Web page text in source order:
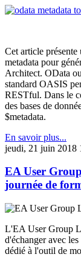
Cet article
metadata pour
Architect. OData ou
standard OASIS
RESTful. Dans le
des bases de
$metadata.
En savoir plus...
jeudi, 21 juin 2018
EA User
journée de
L'EA User Group
d'échanger avec
dédié à l'outil de